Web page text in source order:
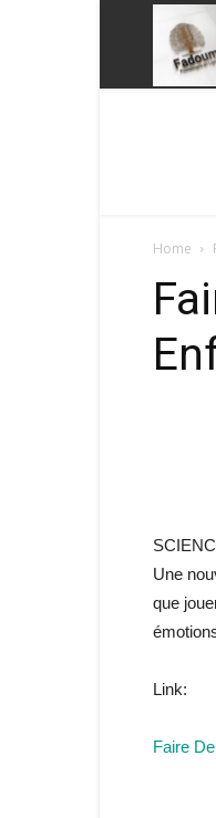
Home
Une
que
Link:
Faire